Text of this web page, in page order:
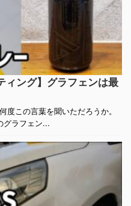
ィング】グラフェンは最
この言葉を聞いただろうか。
グラフェン...